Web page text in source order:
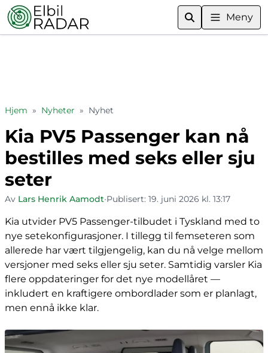
Meny
Hjem » Nyheter » Nyhet
Kia PV5 Passenger kan nå
bestilles med seks eller sju
seter
Av Lars Henrik Aamodt•Publisert: 19. juni 2026 kl. 13:17
Kia utvider PV5 Passenger-tilbudet i Tyskland med to
nye setekonfigurasjoner. I tillegg til femseteren som
allerede har vært tilgjengelig, kan du nå velge mellom
versjoner med seks eller sju seter. Samtidig varsler Kia
flere oppdateringer for det nye modellåret —
inkludert en kraftigere ombordlader som er planlagt,
men ennå ikke klar.